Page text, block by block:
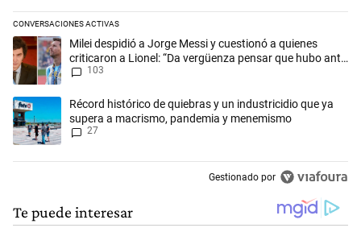
CONVERSACIONES ACTIVAS
Este listado muestra los artículos con más comentarios en los
Un artículo de tendencia con el título "Milei despidió a Jorge Messi y
Milei despidió a Jorge Messi y cuestionó a quienes
criticaron a Lionel: “Da vergüenza pensar que hubo anti-
Messi”
103
Un artículo de tendencia con el título "Récord histórico de quiebras y
Récord histórico de quiebras y un industricidio que ya
supera a macrismo, pandemia y menemismo
27
Gestionado por